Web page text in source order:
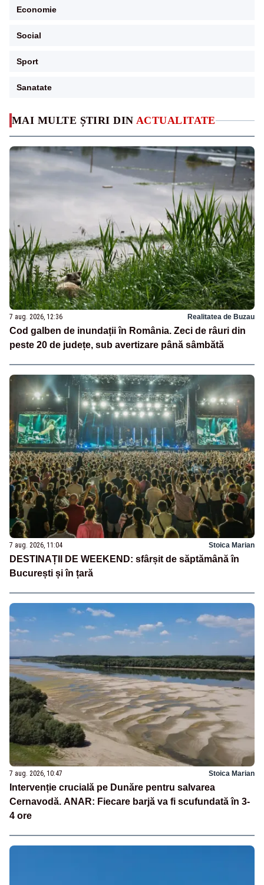
MAI MULTE ȘTIRI DIN ACTUALITATE
7 aug. 2026, 12:36 Realitatea de Buzau
Cod galben de inundații în România. Zeci de râuri din
peste 20 de județe, sub avertizare până sâmbătă
7 aug. 2026, 11:04 Stoica Marian
DESTINAȚII DE WEEKEND: sfârșit de săptămână în
București și în țară
7 aug. 2026, 10:47 Stoica Marian
Intervenție crucială pe Dunăre pentru salvarea
Cernavodă. ANAR: Fiecare barjă va fi scufundată în 3-
4 ore
Economie
Social
Sport
Sanatate